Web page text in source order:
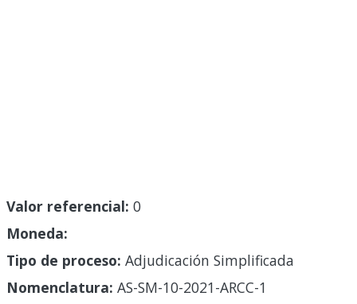
Valor referencial: 0
Moneda:
Tipo de proceso: Adjudicación Simplificada
Nomenclatura: AS-SM-10-2021-ARCC-1